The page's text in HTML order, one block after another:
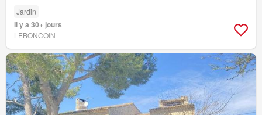
Jardin
Il y a 30+ jours
LEBONCOIN